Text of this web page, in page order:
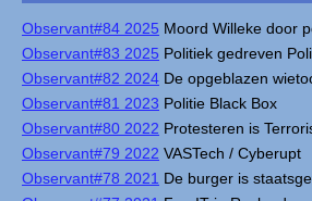
Observant#84 2025 Moord Willeke door
Observant#83 2025 Politiek gedreven
Observant#82 2024 De opgeblazen
Observant#81 2023 Politie Black Box
Observant#80 2022 Protesteren is
Observant#79 2022 VASTech / Cyberupt
Observant#78 2021 De burger is